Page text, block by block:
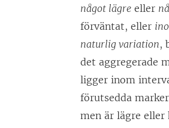
något lägre eller
förväntat, eller
naturlig variation,
det aggregerade
ligger inom
förutsedda
men är lägre eller